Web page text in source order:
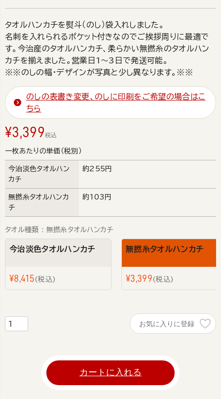
タオルハンカチを熨斗（のし）袋入れしました。
名刺を入れられるポケット付きなのでご挨拶周りに最適で
す。今治産のタオルハンカチ、柔らかい無撚糸のタオルハン
カチを揃えました。営業日1～3日で発送可能。
※※のしの幅・デザインが写真と少し異なります。※※
のしの表書き変更、のしに印刷をご希望の場合はこ
ちら
¥3,399税込
一枚あたりの単価（税別）
今治淡色タオルハン
カチ
約255円
無撚糸タオルハンカ
チ
約103円
タオル種類 無撚糸タオルハンカチ
今治淡色タオルハンカチ
¥8,415 税込
無撚糸タオルハンカチ
¥3,399 税込
お気に入りに登録
カートに入れる